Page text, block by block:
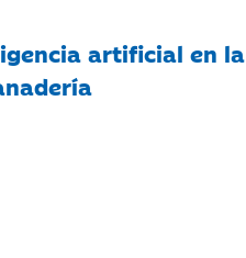
artificial en la